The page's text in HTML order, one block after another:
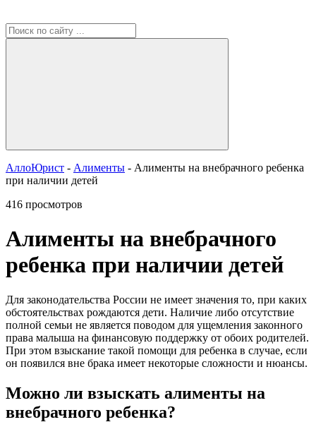
АллоЮрист - Алименты - Алименты на внебрачного ребенка
при наличии детей
416 просмотров
Алименты на внебрачного
ребенка при наличии детей
Для законодательства России не имеет значения то, при каких
обстоятельствах рождаются дети. Наличие либо отсутствие
полной семьи не является поводом для ущемления законного
права малыша на финансовую поддержку от обоих родителей.
При этом взыскание такой помощи для ребенка в случае, если
он появился вне брака имеет некоторые сложности и нюансы.
Можно ли взыскать алименты на
внебрачного ребенка?